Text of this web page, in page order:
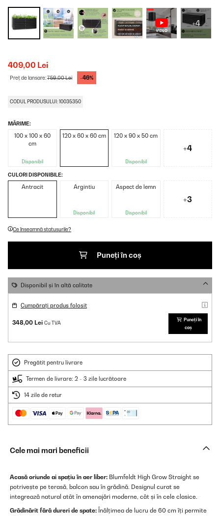
+4
409,00 Lei
Preț de lansare:759,00 Lei -46%
CODUL PRODUSULUI: 10035350
MĂRIME:
100 x 100 x 60
cm
Disponibil
120 x 60 x 60 cm 120 x 90 x 50 cm
Disponibil
+4
CULORI DISPONIBILE:
Antracit Argintiu
Disponibil
Aspect de lemn
Disponibil
+3
Ce înseamnă statusurile?
Puneți în coș
Disponibil și în altă calitate
Cumpărați produs folosit
348,00 Lei Cu TVA
Puneți în
coș
Pregătit pentru livrare
Termen de livrare: 2 - 3 zile lucrătoare
14 zile de retur
Cele mai mari beneficii
Acasă oriunde ai spațiu în aer liber: Blumfeldt High Grow Straight se
potrivește pe terasă, balcon sau în grădină. Designul curat se
integrează natural atât în amenajări moderne, cât și în cele clasice.
Grădinărit fără dureri de spate: Înălțimea de lucru de 60 cm îți permite